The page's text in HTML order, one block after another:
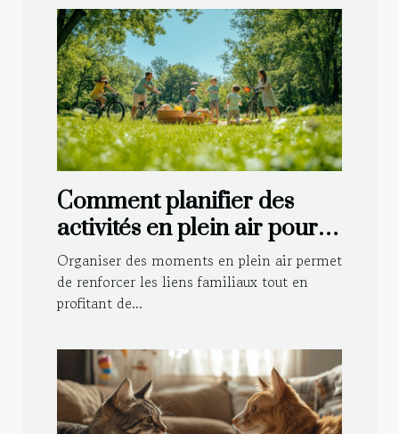
Comment planifier des
activités en plein air pour
toute la famille ?
Organiser des moments en plein air permet
de renforcer les liens familiaux tout en
profitant de...